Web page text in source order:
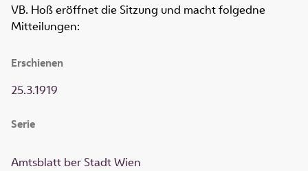
VB. Hoß eröffnet die Sitzung und macht folgedne
Mitteilungen:
Erschienen
25.3.1919
Serie
Amtsblatt ber Stadt Wien